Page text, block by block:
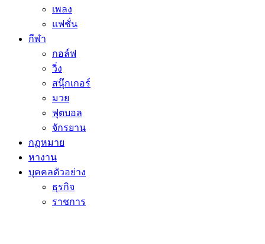
เพลง
แฟชั่น
กีฬา
กอล์ฟ
วิ่ง
สนุ๊กเกอร์
มวย
ฟุตบอล
จักรยาน
กฏหมาย
หางาน
บุคคลตัวอย่าง
ธุรกิจ
ราชการ